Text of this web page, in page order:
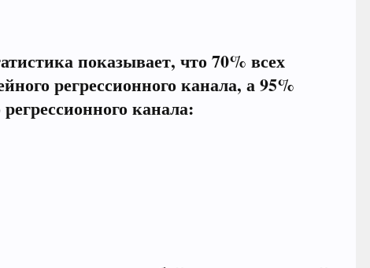
показывает, что 70% всех
регрессионного канала, а 95%
канала: